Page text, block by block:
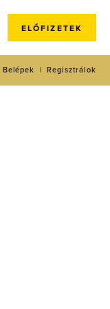
ELŐFIZETEK
Regisztrálok
Belépek